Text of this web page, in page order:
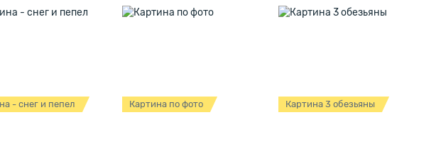
- снег и пепел Картина по фото Картина 3 обезьяны